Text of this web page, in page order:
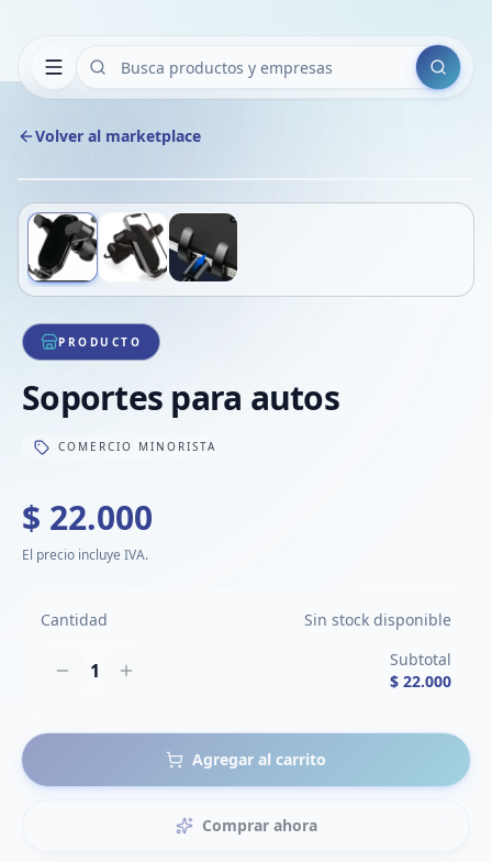
Buscar
Volver al marketplace
1/3
PRODUCTO
Soportes para autos
COMERCIO MINORISTA
$ 22.000
El precio incluye IVA.
Cantidad Sin stock disponible
1
Subtotal
$ 22.000
Agregar al carrito
Comprar ahora